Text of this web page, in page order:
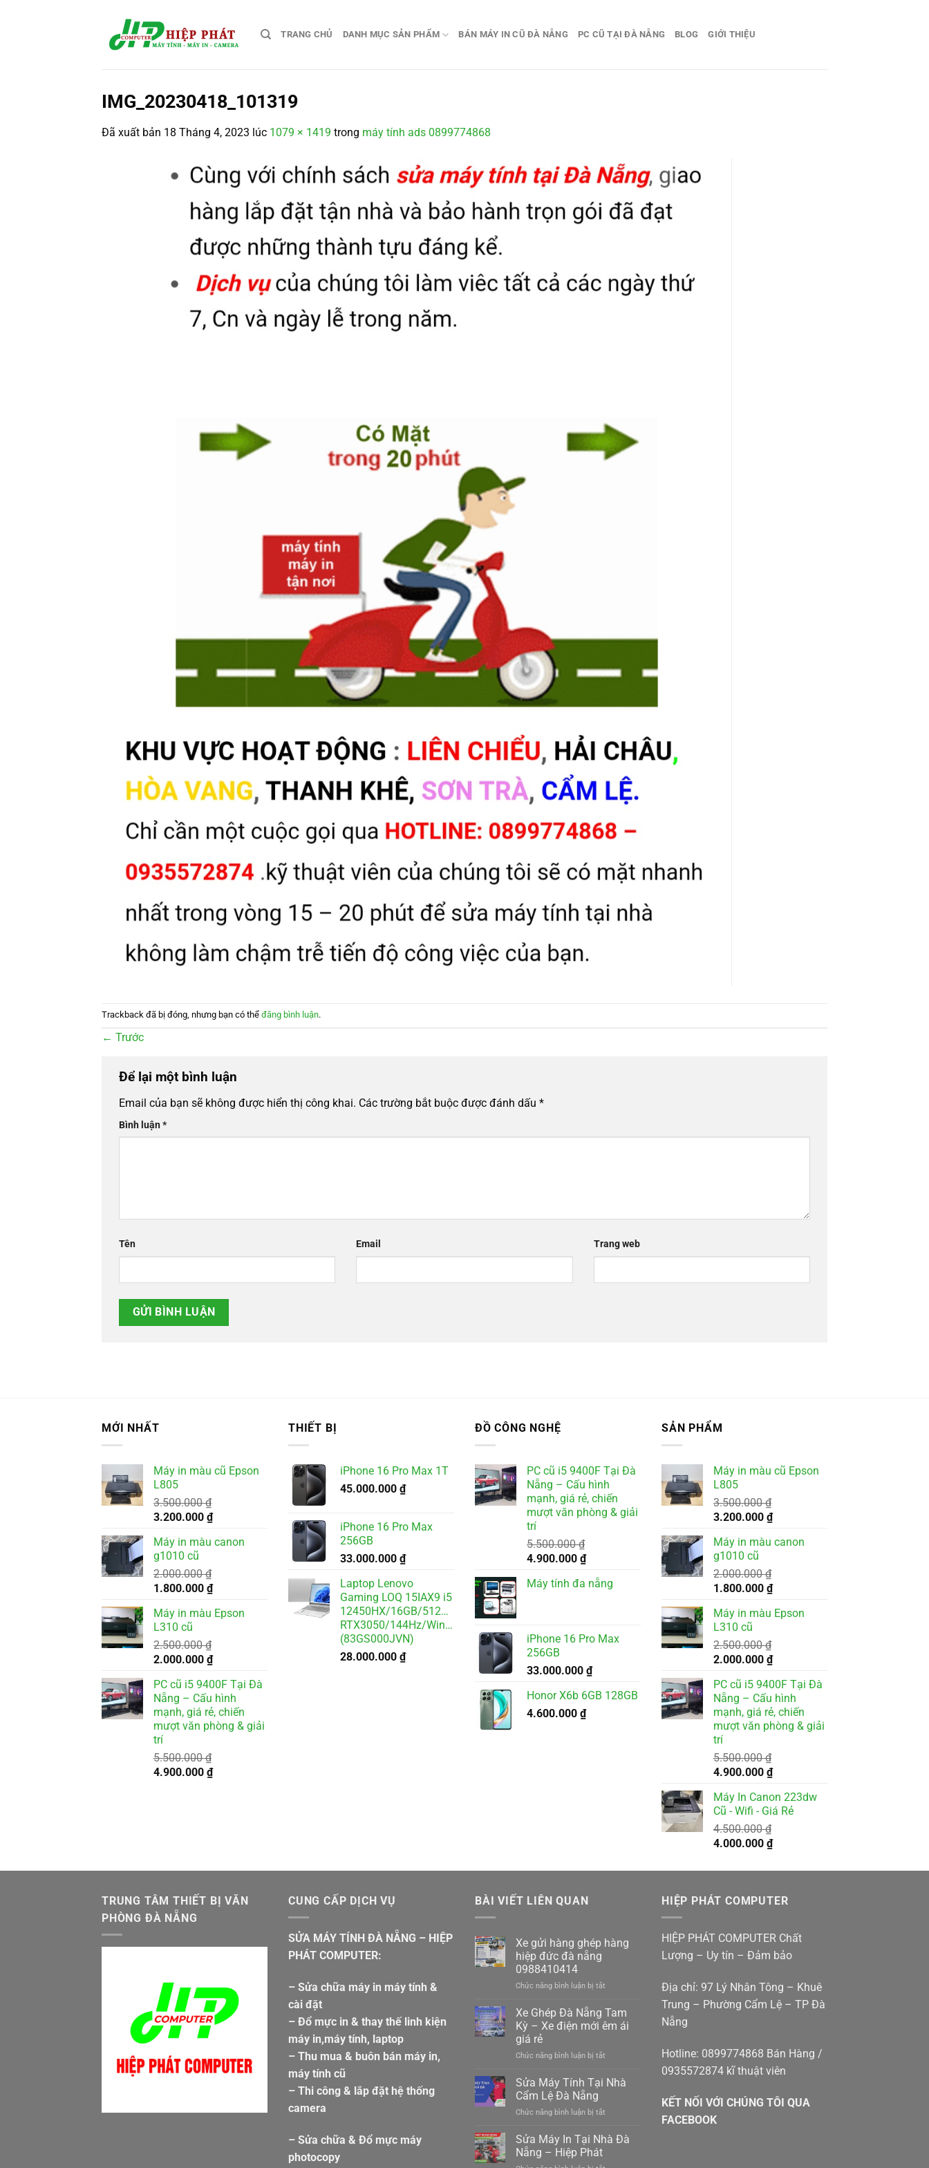
TRANG CHỦ DANH MỤC SẢN PHẨM BÁN MÁY IN CŨ ĐÀ NẴNG PC CŨ TẠI ĐÀ NẴNG BLOG GIỚI THIỆU
IMG_20230418_101319
Đã xuất bản 18 Tháng 4, 2023 lúc 1079 × 1419 trong máy tính ads 0899774868
Trackback đã bị đóng, nhưng bạn có thể đăng bình luận.
← Trước
Để lại một bình luận
Email của bạn sẽ không được hiển thị công khai. Các trường bắt buộc được đánh dấu *
Bình luận*
Tên Email Trang web
MỚI NHẤT
Máy in màu cũ Epson
L805
3.500.000₫
Giá
là:
3.500.000 ₫.
3.200.000 ₫Giá
tại
Máy in màu canon
g1010 cũ
2.000.000₫
Giá
là:
2.000.000 ₫.
1.800.000 ₫Giá
tại
Máy in màu Epson
L310 cũ
2.500.000₫
Giá
là:
2.500.000 ₫.
2.000.000 ₫Giá
tại
là:
2.000.000 ₫.
PC cũ i5 9400F Tại Đà
Nẵng – Cấu hình
mạnh, giá rẻ, chiến
mượt văn phòng & giải
trí
5.500.000₫
Giá
4.900.000 ₫Giá
THIẾT BỊ
iPhone 16 Pro Max 1T
45.000.000 ₫
iPhone 16 Pro Max
256GB
33.000.000 ₫
Laptop Lenovo
Gaming LOQ 15IAX9 i5
12450HX/16GB/512GB/6GB
RTX3050/144Hz/Win11
(83GS000JVN)
28.000.000 ₫
ĐỒ CÔNG NGHỆ
PC cũ i5 9400F Tại Đà
Nẵng – Cấu hình
mạnh, giá rẻ, chiến
mượt văn phòng & giải
trí
5.500.000₫
Giá
là:
4.900.000 ₫Giá
tại
Máy tính đa nẵng
iPhone 16 Pro Max
256GB
33.000.000 ₫
Honor X6b 6GB 128GB
4.600.000 ₫
SẢN PHẨM
Máy in màu cũ Epson
L805
3.500.000₫
Giá
là:
3.500.000 ₫.
3.200.000 ₫Giá
tại
Máy in màu canon
g1010 cũ
2.000.000₫
Giá
là:
2.000.000 ₫.
1.800.000 ₫Giá
tại
Máy in màu Epson
L310 cũ
2.500.000₫
Giá
là:
2.500.000 ₫.
2.000.000 ₫Giá
tại
là:
2.000.000 ₫.
PC cũ i5 9400F Tại Đà
Nẵng – Cấu hình
mạnh, giá rẻ, chiến
mượt văn phòng & giải
trí
5.500.000₫
Giá
là:
5.500.000 ₫.
4.900.000 ₫Giá
tại
là:
Máy In Canon 223dw
Cũ - Wifi - Giá Rẻ
4.500.000₫
Giá
là:
4.000.000 ₫Giá
tại
4.000.000 ₫.
TRUNG TÂM THIẾT BỊ VĂN
PHÒNG ĐÀ NẴNG
CUNG CẤP DỊCH VỤ
SỬA MÁY TÍNH ĐÀ NẴNG – HIỆP
PHÁT COMPUTER:
– Sửa chữa máy in máy tính &
cài đặt
– Đổ mực in & thay thế linh kiện
máy in,máy tính, laptop
– Thu mua & buôn bán máy in,
máy tính cũ
– Thi công & lắp đặt hệ thống
camera
– Sửa chữa & Đổ mực máy
photocopy
BÀI VIẾT LIÊN QUAN
Xe gửi hàng ghép hàng
hiệp đức đà nẵng
0988410414
Chức năng bình luận bị tắt
gửi
hàng
ghép
đà
Xe Ghép Đà Nẵng Tam
Kỳ – Xe điện mới êm ái
giá rẻ
Chức năng bình luận bị tắt
Ghép
–
Sửa Máy Tính Tại Nhà
Cẩm Lệ Đà Nẵng
Chức năng bình luận bị tắt
Máy
Sửa Máy In Tại Nhà Đà
Nẵng – Hiệp Phát
HIỆP PHÁT COMPUTER
HIỆP PHÁT COMPUTER Chất
Lượng – Uy tín – Đảm bảo
Địa chỉ: 97 Lý Nhân Tông – Khuê
Trung – Phường Cẩm Lệ – TP Đà
Nẵng
Hotline: 0899774868 Bán Hàng /
0935572874 kĩ thuật viên
KẾT NỐI VỚI CHÚNG TÔI QUA
FACEBOOK